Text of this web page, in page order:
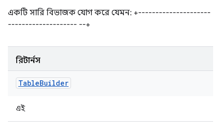
একটি সারি বিভাজক যোগ করে যেমন: +---------------------
-------------------- --+
রিটার্নস
TableBuilder
এই